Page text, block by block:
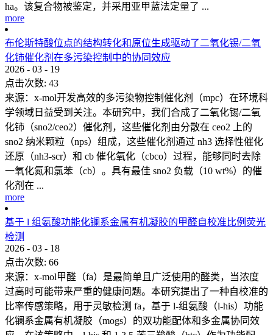
ha。该复合物被鉴定，并采用亚甲蓝法定量了 ...
more
布伦斯特酸位点的结构转化和原位生成驱动了二氧化锡/二氧
化铈催化剂在多污染控制中的协同效应
2026 - 03 - 19
点击次数: 43
来源：x-mol开发高效的多污染物控制催化剂（mpc）在环境科
学领域日益受到关注。本研究中，我们合成了二氧化锡/二氧
化铈（sno2/ceo2）催化剂，这些催化剂由分散在 ceo2 上的
sno2 纳米颗粒（nps）组成，这些催化剂通过 nh3 选择性催化
还原（nh3-scr）和 cb 催化氧化（cbco）过程，能够同时去除
一氧化氮和氯苯（cb）。具有最佳 sno2 负载（10 wt%）的催
化剂在 ...
more
基于 l 组氨酸功能化镧系金属有机凝胶的甲醛自校准比例荧光
检测
2026 - 03 - 18
点击次数: 66
来源：x-mol甲醛（fa）是最简单且广泛使用的醛类，当浓度
过高时可能带来严重的健康问题。本研究提出了一种自校准的
比率传感策略，用于灵敏检测 fa，基于 l-组氨酸（l-his）功能
化镧系金属有机凝胶（mogs）的双功能配体和多金属协同效